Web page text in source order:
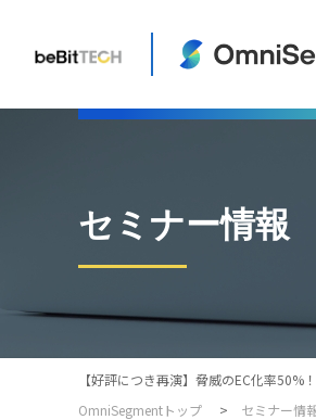
セミナー情報
【好評につき再演】脅威のEC化率
OmniSegmentトップ
セミナー情